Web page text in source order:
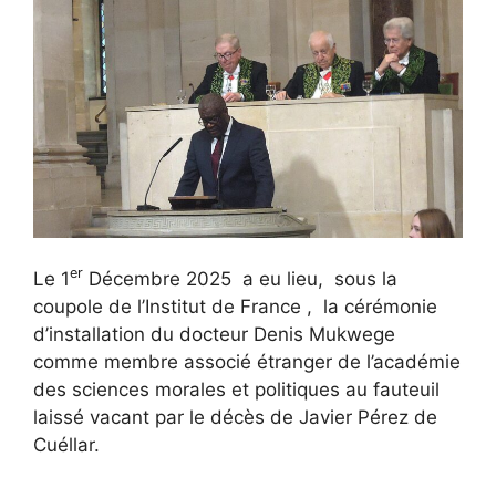
Le 1er Décembre 2025 a eu lieu, sous la
coupole de l’Institut de France , la cérémonie
d’installation du docteur Denis Mukwege
comme membre associé étranger de l’académie
des sciences morales et politiques au fauteuil
laissé vacant par le décès de Javier Pérez de
Cuéllar.